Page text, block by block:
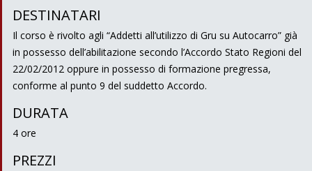
DESTINATARI
Il corso è rivolto agli “Addetti all’utilizzo di Gru su Autocarro” già
in possesso dell’abilitazione secondo l’Accordo Stato Regioni del
22/02/2012 oppure in possesso di formazione pregressa,
conforme al punto 9 del suddetto Accordo.
DURATA
4 ore
PREZZI